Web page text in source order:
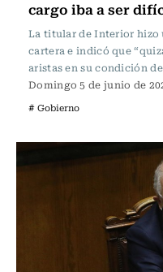
cargo iba a ser
La titular de Interior hizo
cartera e indicó que
aristas en su condición
Domingo 5 de junio de
# Gobierno